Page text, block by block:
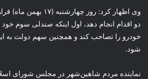
وی اظهار کرد: روز
دو اقدام انجام دهد، اول اینکه صندلی سوم
خودرو را تصاحب کند و همچنین سهم دولت به
شود.
نماینده مردم شاهین‌شهر در مجلس شورای